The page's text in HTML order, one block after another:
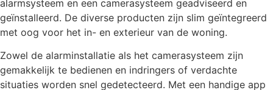
ongewenste situaties hebben we een gebruiksvriendelijk
alarmsysteem en een camerasysteem geadviseerd en
geïnstalleerd. De diverse producten zijn slim geïntegreerd
met oog voor het in- en exterieur van de woning.
Zowel de alarminstallatie als het camerasysteem zijn